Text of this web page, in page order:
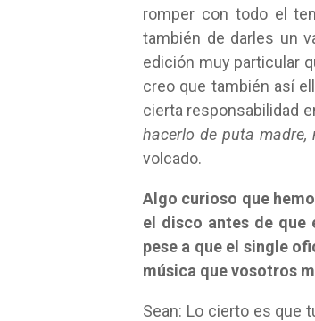
romper con todo el
también de darles un
edición muy particular
creo que también así
cierta responsabilidad
hacerlo de puta madre,
volcado.
Algo curioso que
el disco antes de que
pese a que el single
música que vosotros
Sean: Lo cierto es que